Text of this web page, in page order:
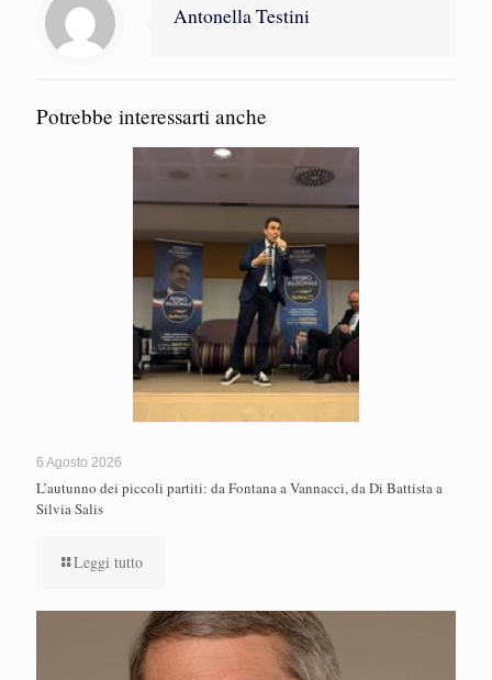
Antonella Testini
Potrebbe interessarti anche
6 Agosto 2026
L’autunno dei piccoli partiti: da Fontana a Vannacci, da Di Battista a
Silvia Salis
Leggi tutto